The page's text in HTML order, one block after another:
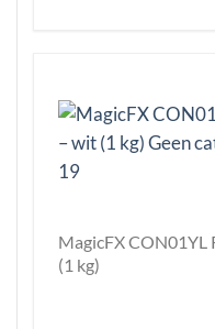
MagicFX CON01YL
(1 kg)